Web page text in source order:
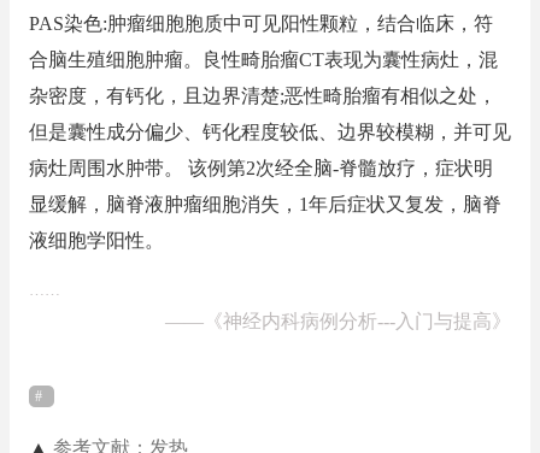
PAS染色:肿瘤细胞胞质中可见阳性颗粒，结合临床，符
合脑生殖细胞肿瘤。良性畸胎瘤CT表现为囊性病灶，混
杂密度，有钙化，且边界清楚;恶性畸胎瘤有相似之处，
但是囊性成分偏少、钙化程度较低、边界较模糊，并可见
病灶周围水肿带。 该例第2次经全脑-脊髓放疗，症状明
显缓解，脑脊液肿瘤细胞消失，1年后症状又复发，脑脊
液细胞学阳性。
……
—— 《神经内科病例分析---入门与提高》
▲ 参考文献：发热